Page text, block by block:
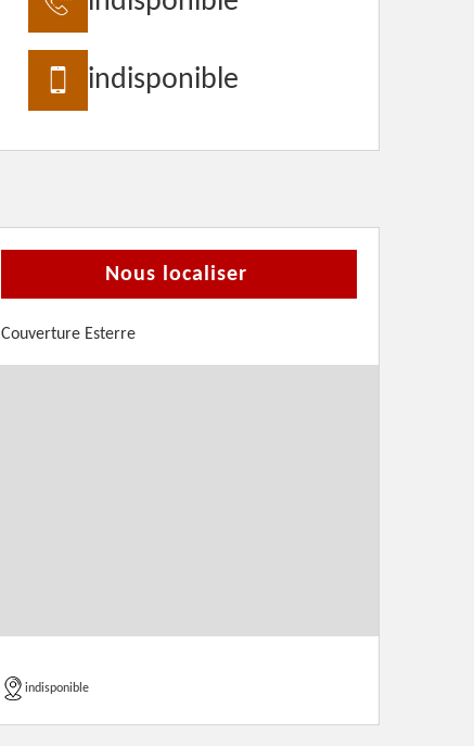
indisponible
Nous localiser
Couverture Esterre
indisponible